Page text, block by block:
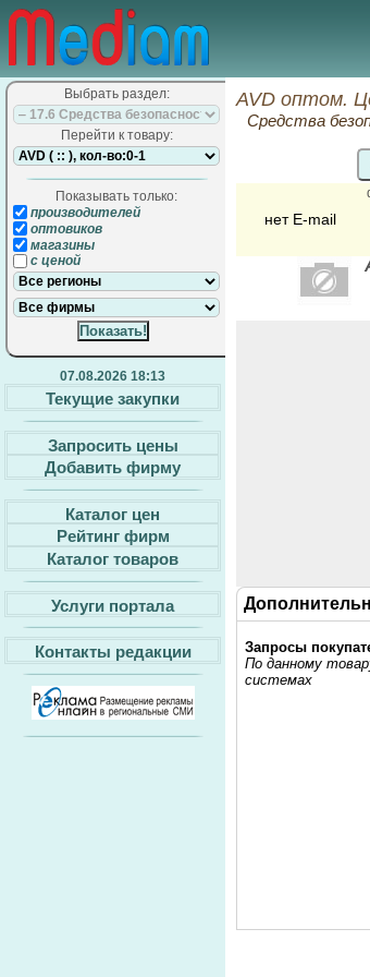
Выбрать раздел:
Перейти к товару:
Показывать только:
производителей
оптовиков
магазины
с ценой
07.08.2026 18:13
Текущие закупки
Запросить цены
Добавить фирму
Каталог цен
Рейтинг фирм
Каталог товаров
Услуги портала
Контакты редакции
AVD оптом.
Средства
нет E-mail
Запросы
По данному
системах